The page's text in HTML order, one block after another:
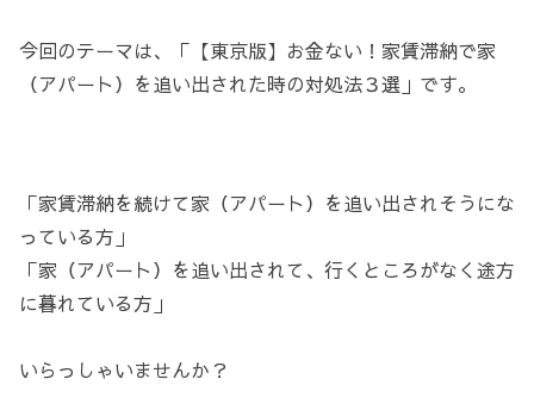
今回のテーマは、「【東京版】お金ない！家賃滞納で家
（アパート）を追い出された時の対処法３選」です。
「家賃滞納を続けて家（アパート）を追い出されそうにな
っている方」
「家（アパート）を追い出されて、行くところがなく途方
に暮れている方」
いらっしゃいませんか？